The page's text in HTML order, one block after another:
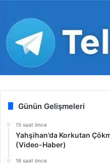
Günün Gelişmeleri
15 saat önce
Yahşihan’da Korkutan
(Video-Haber)
16 saat önce